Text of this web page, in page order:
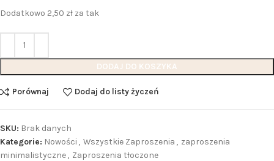
Dodatkowo 2,50 zł za tak
DODAJ DO KOSZYKA
Porównaj Dodaj do listy życzeń
SKU: Brak danych
Kategorie: Nowości , Wszystkie Zaproszenia , zaproszenia
minimalistyczne, Zaproszenia tłoczone